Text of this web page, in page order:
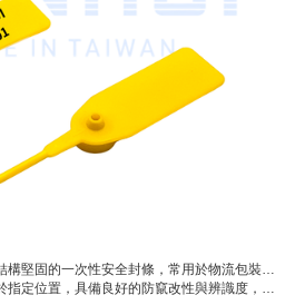
性安全封條，常用於物流包裝、貨櫃、倉儲及運輸環境中。
，可依需求印製流水號或公司LOGO，方便追蹤與管理，確保貨物在運輸過程中的安全性與完整性。